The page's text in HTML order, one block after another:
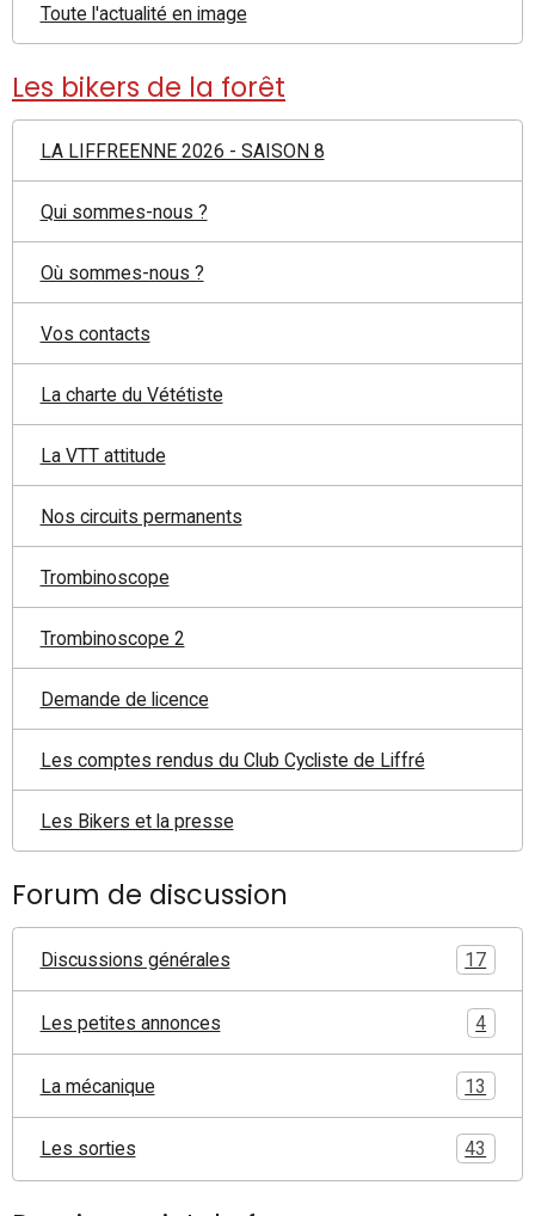
Toute l'actualité en image
Les bikers de la forêt
LA LIFFREENNE 2026 - SAISON 8
Qui sommes-nous ?
Où sommes-nous ?
Vos contacts
La charte du Vététiste
La VTT attitude
Nos circuits permanents
Trombinoscope
Trombinoscope 2
Demande de licence
Les comptes rendus du Club Cycliste de Liffré
Les Bikers et la presse
Forum de discussion
Discussions générales 17
Les petites annonces 4
La mécanique 13
Les sorties 43